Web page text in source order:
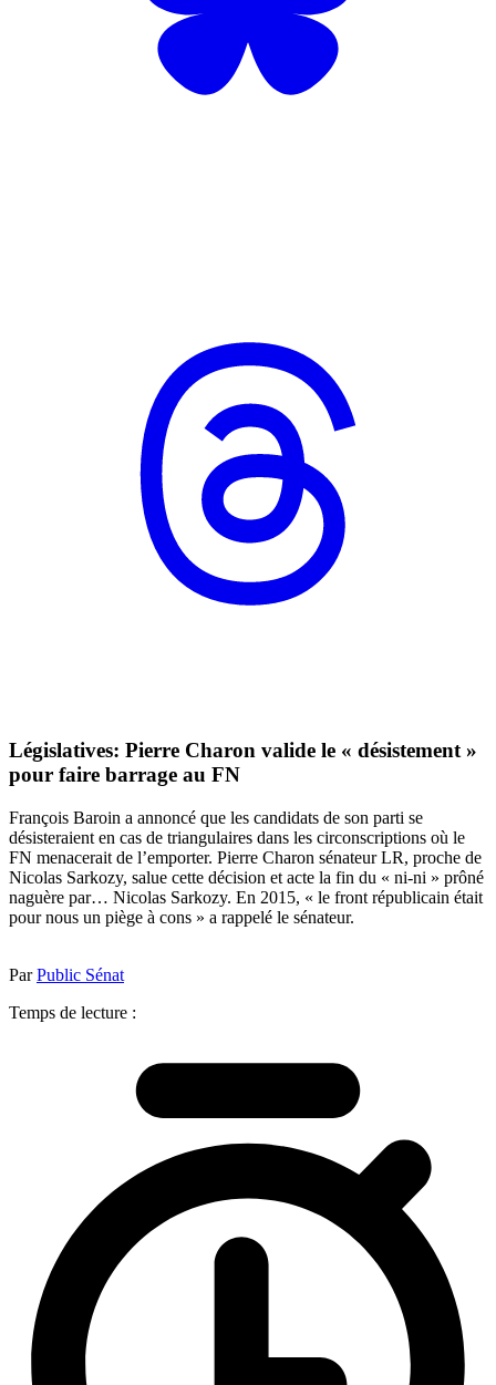
Législatives: Pierre Charon valide le « désistement »
pour faire barrage au FN
François Baroin a annoncé que les candidats de son parti se
désisteraient en cas de triangulaires dans les circonscriptions où le
FN menacerait de l’emporter. Pierre Charon sénateur LR, proche de
Nicolas Sarkozy, salue cette décision et acte la fin du « ni-ni » prôné
naguère par… Nicolas Sarkozy. En 2015, « le front républicain était
pour nous un piège à cons » a rappelé le sénateur.
ParPublic Sénat
Temps de lecture :